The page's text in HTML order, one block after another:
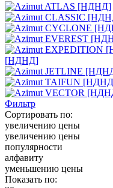
[НДНД]
Фильтр
Сортировать по:
увеличению цены
увеличению цены
популярности
алфавиту
уменьшению цены
Показать по: